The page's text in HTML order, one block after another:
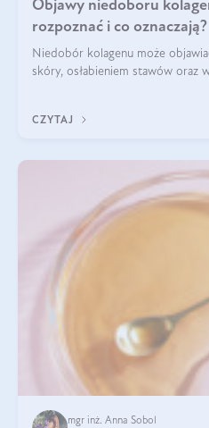
Objawy niedoboru
rozpoznać i co oznaczają?
Niedobór kolagenu może
skóry, osłabieniem stawów oraz
osłabienie włosów.
CZYTAJ
mgr inż. Anna Sobol